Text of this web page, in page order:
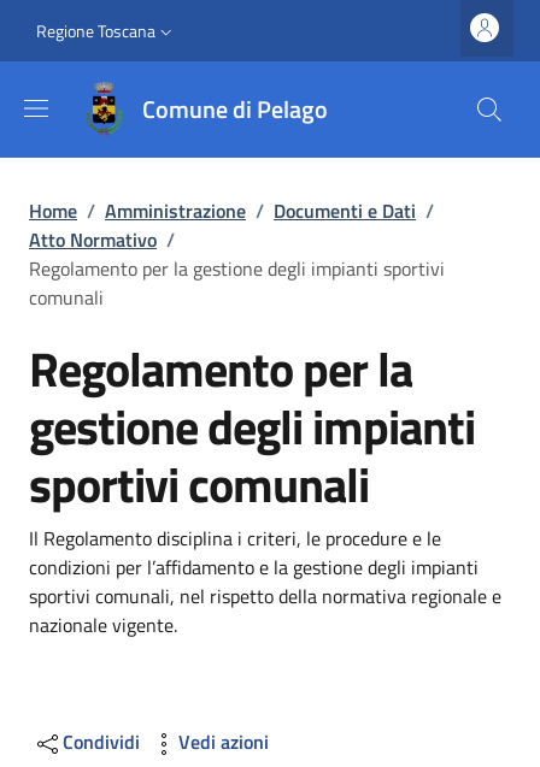
Slim top
Regione Toscana
Comune di Pelago
Briciole di pane
Home / Amministrazione / Documenti e Dati /
Atto Normativo /
Regolamento per la gestione degli impianti sportivi
comunali
Regolamento per la
gestione degli impianti
sportivi comunali
Dettagli
Il Regolamento disciplina i criteri, le procedure e le
condizioni per l’affidamento e la gestione degli impianti
sportivi comunali, nel rispetto della normativa regionale e
nazionale vigente.
Condividi Vedi azioni